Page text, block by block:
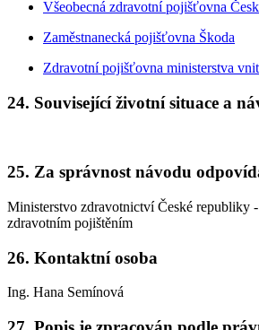
Všeobecná zdravotní pojišťovna
Zaměstnanecká pojišťovna Škoda
Zdravotní pojišťovna ministerstva
24. Související životní situace a
25. Za správnost návodu
Ministerstvo zdravotnictví České republiky
zdravotním pojištěním
26. Kontaktní osoba
Ing. Hana Semínová